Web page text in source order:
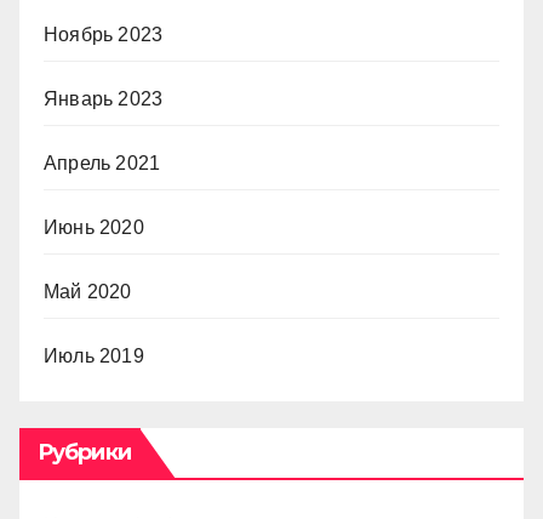
Ноябрь 2023
Январь 2023
Апрель 2021
Июнь 2020
Май 2020
Июль 2019
Рубрики